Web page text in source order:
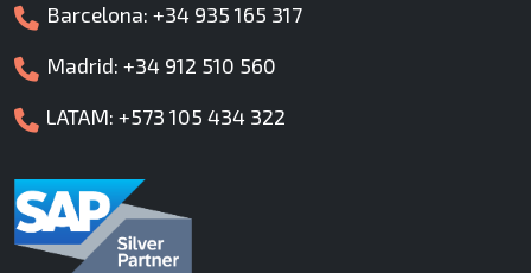
Barcelona: +34 935 165 317
Madrid: +34 912 510 560
LATAM: +573 105 434 322